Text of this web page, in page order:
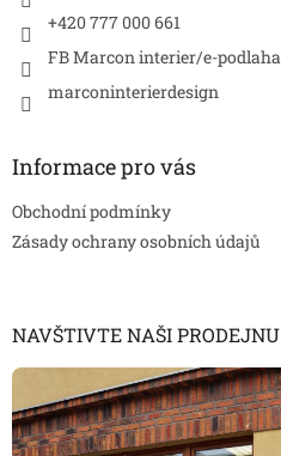
+420 777 000 661
FB Marcon interier/e-podlaha
marconinterierdesign
Informace pro vás
Obchodní podmínky
Zásady ochrany osobních údajů
NAVŠTIVTE NAŠI PRODEJNU